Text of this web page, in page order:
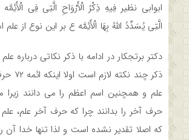
ابوابی نظیر فِیهِ ذِکْرُ الْأَرْوَاحِ الَّتِی فِی
الَّتِی یُسَدِّدُ اللَّهُ بِهَا الْأَئِمَّه ع بر این نوع از علم
دکتر برتجکار در ادامه با ذکر نکاتی درباره
علم و همچنین اسم اعظم را می دانند
حرف آخر را بدانند چرا که حرف آخر علم،
که اصلا تقدیر نشده است و لذا تنها خدا آن